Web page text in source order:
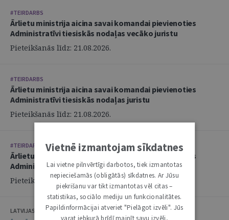
#TEIRDARBS
Ārlietu ministrija aicina savai komandai pievienoties
Administratīvi tiesiskās nodaļas vecāko juristu
Pieteikšanās līdz: 21.08.2026.
#TEIRDARBS
Ārlietu ministrija aicina savai komandai pievienoties
Administratīvi tiesiskās nodaļas juristu
Pieteikšanās līdz: 21.08.2026.
#TEIRDARBS
Ārlietu ministrija aicina savai komandai pievienoties
Administratīvi tiesiskās nodaļas juristu
Pieteikšanās līdz: 21.08.2026.
LATVIJAS ZVĒRINĀTU ADVOKĀTU PADOME
Vietnē izmantojam sīkdatnes
Lai vietne pilnvērtīgi darbotos, tiek izmantotas
nepieciešamās (obligātās) sīkdatnes. Ar Jūsu
piekrišanu var tikt izmantotas vēl citas –
statistikas, sociālo mediju un funkcionalitātes.
Papildinformācijai atveriet "Pielāgot izvēli". Jūs
varat jebkurā brīdī mainīt savu izvēli,